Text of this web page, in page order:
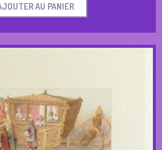
AU PANIER